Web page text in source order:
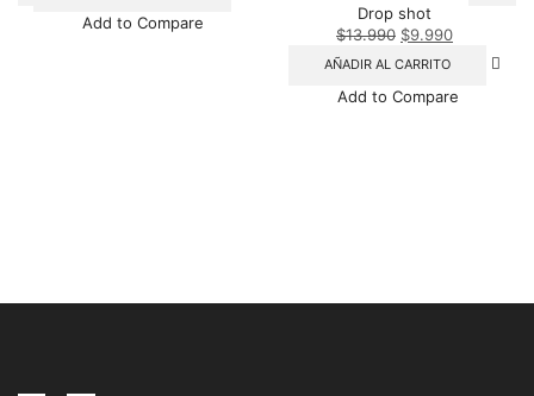
Add to Compare
Drop shot
$13.990 El
precio
era:
$9.990
precio
es:
AÑADIR AL CARRITO
Add to Compare